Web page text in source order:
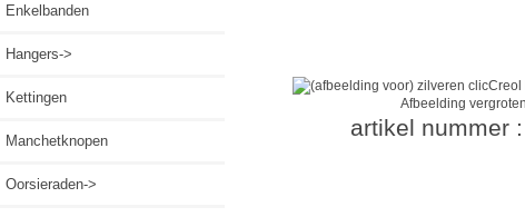
Enkelbanden
Hangers->
Kettingen
Manchetknopen
Oorsieraden->
Afbeelding vergroten
artikel nummer